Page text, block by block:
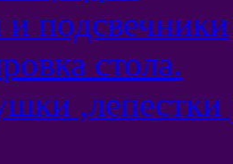
подсвечники
стола.
,лепестки